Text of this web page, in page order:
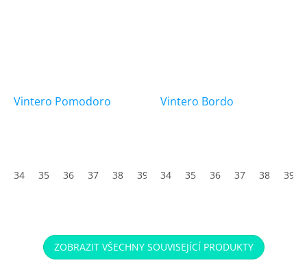
Vintero Pomodoro
34 35 36 37 38 39 40 41 42 43 44 45
Vintero Bordo
34 35 36 37 38 39
ZOBRAZIT VŠECHNY SOUVISEJÍCÍ PRODUKTY